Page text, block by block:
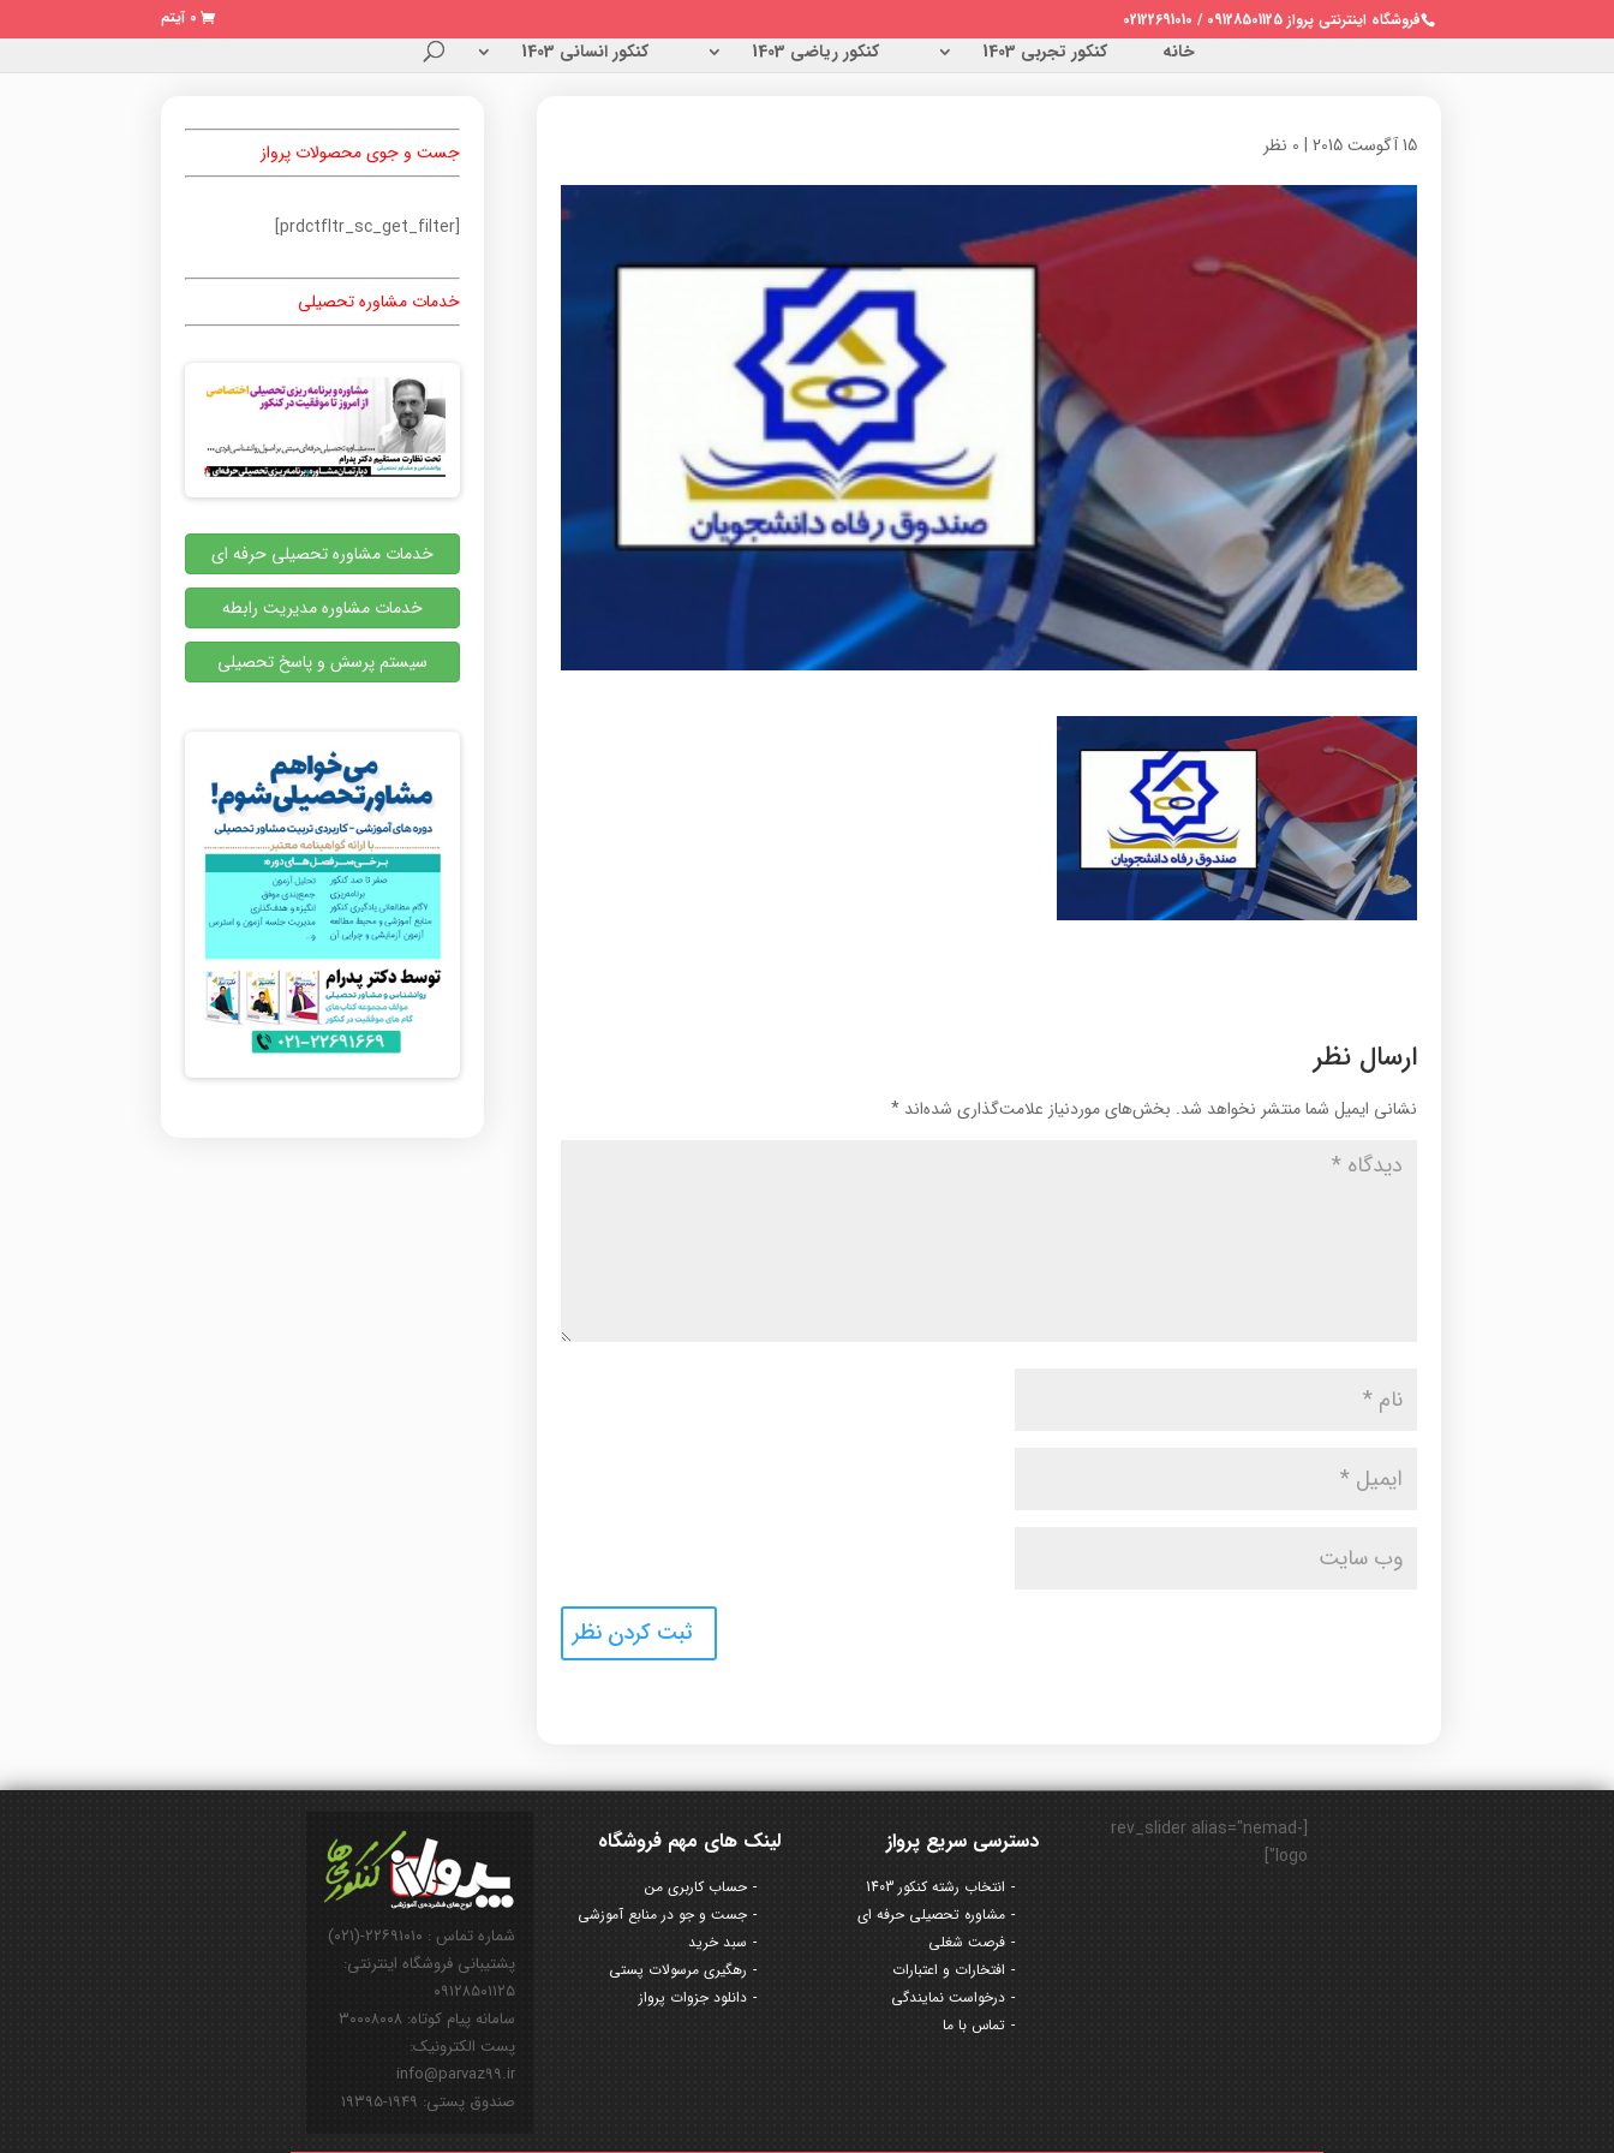
فروشگاه اینترنتی پرواز 09128501125 / 02122691010 0 آیتم
خانه کنکور تجربی 1403 کنکور ریاضی 1403 کنکور انسانی 1403
15 آگوست 2015 | 0 نظر
ارسال نظر
نشانی ایمیل شما منتشر نخواهد شد. بخش‌های موردنیاز علامت‌گذاری شده‌اند*
جست و جوی محصولات پرواز
[prdctfltr_sc_get_filter]
خدمات مشاوره تحصیلی
خدمات مشاوره تحصیلی حرفه ای
خدمات مشاوره مدیریت رابطه
سیستم پرسش و پاسخ تحصیلی
شماره تماس : ۲۲۶۹۱۰۱۰-(۰۲۱)
پشتیبانی فروشگاه اینترنتی:
۰۹۱۲۸۵۰۱۱۲۵
سامانه پیام کوتاه: ۳۰۰۰۸۰۰۸
پست الکترونیک:
info@parvaz99.ir
صندوق پستی: ۱۹۴۹-۱۹۳۹۵
لینک های مهم فروشگاه
حساب کاربری من
جست و جو در منابع آموزشی
سبد خرید
رهگیری مرسولات پستی
دانلود جزوات پرواز
دسترسی سریع پرواز
انتخاب رشته کنکور 1403
مشاوره تحصیلی حرفه ای
فرصت شغلی
افتخارات و اعتبارات
درخواست نمایندگی
تماس با ما
[rev_slider alias="nemad-
logo"]